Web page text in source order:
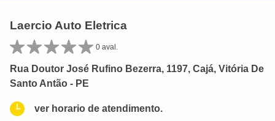
Laercio Auto Eletrica
0 aval.
Rua Doutor José Rufino Bezerra, 1197, Cajá, Vitória De
Santo Antão - PE
ver horario de atendimento.